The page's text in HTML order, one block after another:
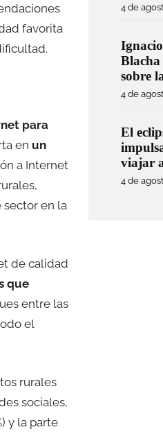
favorita
para
en un
a Internet
en la
de calidad
que
entre las
el
rurales
sociales,
y la parte
4 de
sobre
4 de
El
viajar
4 de